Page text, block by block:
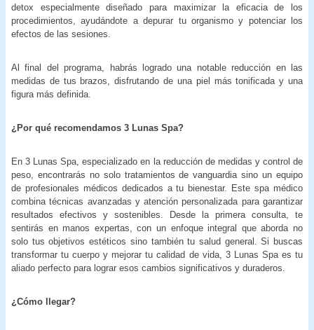
detox especialmente diseñado para maximizar la eficacia de los
procedimientos, ayudándote a depurar tu organismo y potenciar los
efectos de las sesiones.
Al final del programa, habrás logrado una notable reducción en las
medidas de tus brazos, disfrutando de una piel más tonificada y una
figura más definida.
¿Por qué recomendamos 3 Lunas Spa?
En 3 Lunas Spa, especializado en la reducción de medidas y control de
peso, encontrarás no solo tratamientos de vanguardia sino un equipo
de profesionales médicos dedicados a tu bienestar. Este spa médico
combina técnicas avanzadas y atención personalizada para garantizar
resultados efectivos y sostenibles. Desde la primera consulta, te
sentirás en manos expertas, con un enfoque integral que aborda no
solo tus objetivos estéticos sino también tu salud general. Si buscas
transformar tu cuerpo y mejorar tu calidad de vida, 3 Lunas Spa es tu
aliado perfecto para lograr esos cambios significativos y duraderos.
¿Cómo llegar?